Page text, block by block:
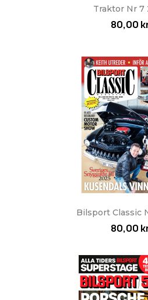
Traktor Nr 7
80,00
Bilsport Classic
80,00